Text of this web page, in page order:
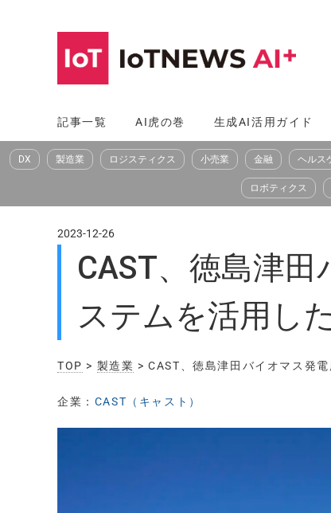
へ
ス
記事一覧 AI虎の巻 生成AI活用ガイド
DX 製造業 ロジスティクス 小売業 金融 ヘルス
ロボティクス
2023-12-26
CAST、徳島津
ステムを活用し
TOP > 製造業 > CAST、徳島津田バイオマス発
企業： CAST（キャスト）